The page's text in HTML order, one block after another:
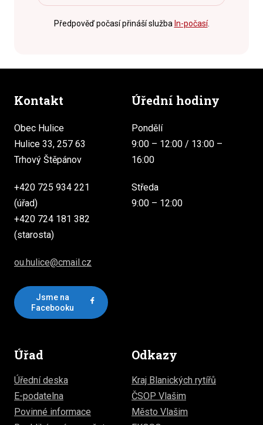
Předpověď počasí přináší služba In-počasí.
Kontakt
Obec Hulice
Hulice 33, 257 63
Trhový Štěpánov
+420 725 934 221
(úřad)
+420 724 181 382
(starosta)
ou.hulice@cmail.cz
Jsme na
Facebooku
Úřední hodiny
Pondělí
9:00 – 12:00 / 13:00 –
16:00
Středa
9:00 – 12:00
Úřad
Úřední deska
E-podatelna
Povinné informace
Odkazy
Kraj Blanických rytířů
ČSOP Vlašim
Město Vlašim